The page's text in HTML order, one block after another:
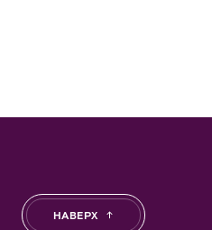
НАВЕРХ